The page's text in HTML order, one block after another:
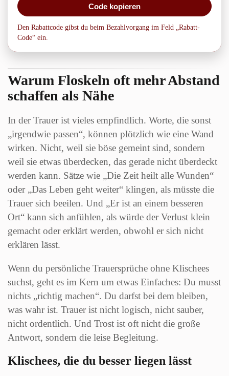
Code kopieren
Den Rabattcode gibst du beim Bezahlvorgang im Feld „Rabatt-
Code“ ein.
Warum Floskeln oft mehr Abstand
schaffen als Nähe
In der Trauer ist vieles empfindlich. Worte, die sonst
„irgendwie passen“, können plötzlich wie eine Wand
wirken. Nicht, weil sie böse gemeint sind, sondern
weil sie etwas überdecken, das gerade nicht überdeckt
werden kann. Sätze wie „Die Zeit heilt alle Wunden“
oder „Das Leben geht weiter“ klingen, als müsste die
Trauer sich beeilen. Und „Er ist an einem besseren
Ort“ kann sich anfühlen, als würde der Verlust klein
gemacht oder erklärt werden, obwohl er sich nicht
erklären lässt.
Wenn du persönliche Trauersprüche ohne Klischees
suchst, geht es im Kern um etwas Einfaches: Du musst
nichts „richtig machen“. Du darfst bei dem bleiben,
was wahr ist. Trauer ist nicht logisch, nicht sauber,
nicht ordentlich. Und Trost ist oft nicht die große
Antwort, sondern die leise Begleitung.
Klischees, die du besser liegen lässt